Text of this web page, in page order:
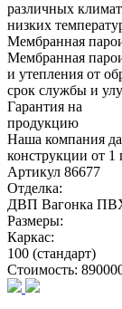
различных
низких
Мембранная
Мембранная
и утепления от
срок службы и
Гарантия на
продукцию
Наша компания
конструкции от 1
Артикул 86677
Отделка:
ДВП Вагонка
Размеры:
Каркас:
100 (стандарт)
Стоимость: